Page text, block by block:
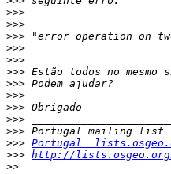
>>>
>>>
>>>
>>>
>>>
>>>
>>>
>>>
>>>
>>>
>>>
>>> Portugal
>>> http://
>>